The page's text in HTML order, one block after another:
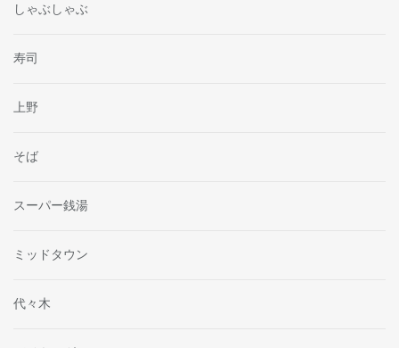
しゃぶしゃぶ
寿司
上野
そば
スーパー銭湯
ミッドタウン
代々木